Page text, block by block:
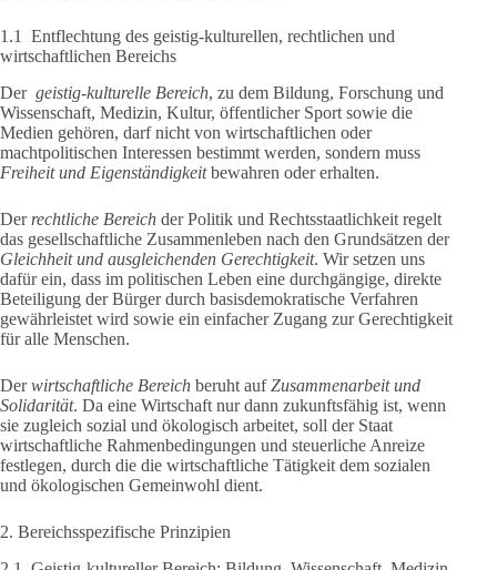
1.1 Entflechtung des geistig-kulturellen, rechtlichen und
wirtschaftlichen Bereichs
Der geistig-kulturelle Bereich, zu dem Bildung, Forschung und
Wissenschaft, Medizin, Kultur, öffentlicher Sport sowie die
Medien gehören, darf nicht von wirtschaftlichen oder
machtpolitischen Interessen bestimmt werden, sondern muss
Freiheit und Eigenständigkeitbewahren oder erhalten.
Der rechtliche Bereich der Politik und Rechtsstaatlichkeit regelt
das gesellschaftliche Zusammenleben nach den Grundsätzen der
Gleichheit und ausgleichenden Gerechtigkeit. Wir setzen uns
dafür ein, dass im politischen Leben eine durchgängige, direkte
Beteiligung der Bürger durch basisdemokratische Verfahren
gewährleistet wird sowie ein einfacher Zugang zur Gerechtigkeit
für alle Menschen.
Derwirtschaftliche Bereich beruht aufZusammenarbeit und
Solidarität. Da eine Wirtschaft nur dann zukunftsfähig ist, wenn
sie zugleich sozial und ökologisch arbeitet, soll der Staat
wirtschaftliche Rahmenbedingungen und steuerliche Anreize
festlegen, durch die die wirtschaftliche Tätigkeit dem sozialen
und ökologischen Gemeinwohl dient.
2. Bereichsspezifische Prinzipien